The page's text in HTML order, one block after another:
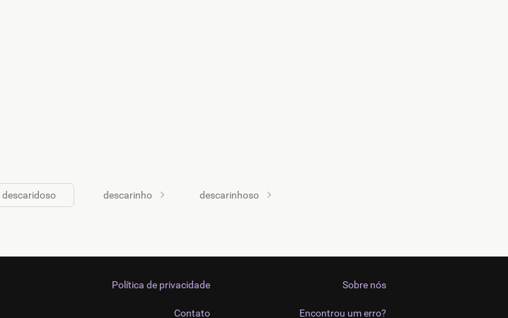
descaridoso descarinho descarinhoso
Sobre nós
Encontrou um erro?
Política de privacidade
Contato